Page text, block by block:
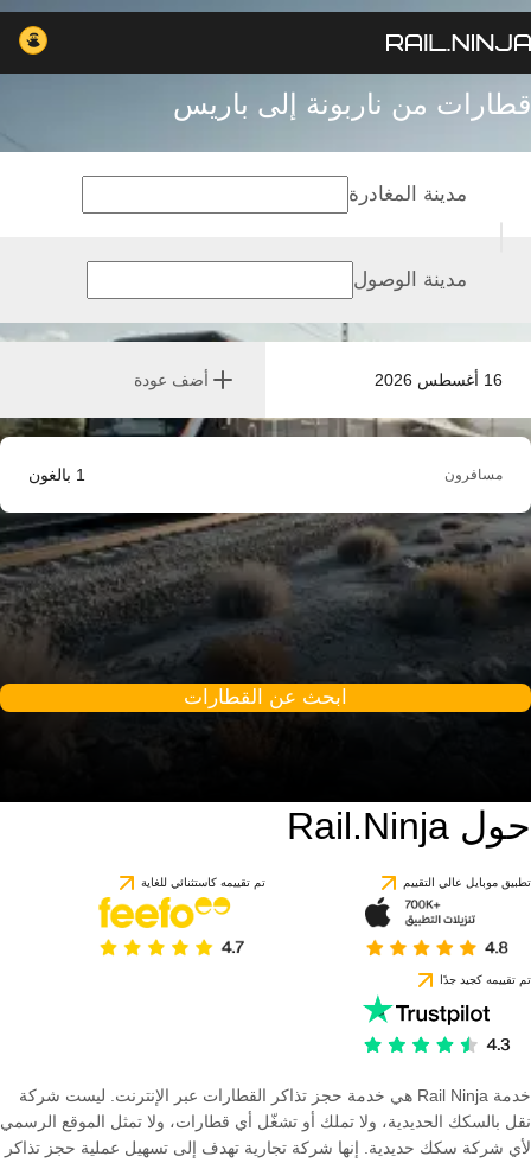
قطارات من ناربونة إلى باريس
16 أغسطس 2026 أضف عودة
مدينة المغادرة
مدينة الوصول
مسافرون 1 بالغون
ابحث عن القطارات
حول Rail.Ninja
تطبيق موبايل عالي التقييم تم تقييمه كاستثنائي للغاية
تم تقييمه كجيد جدًا
خدمة Rail Ninja هي خدمة حجز تذاكر القطارات عبر الإنترنت. ليست شركة
نقل بالسكك الحديدية، ولا تملك أو تشغّل أي قطارات، ولا تمثل الموقع الرسمي
لأي شركة سكك حديدية. إنها شركة تجارية تهدف إلى تسهيل عملية حجز تذاكر